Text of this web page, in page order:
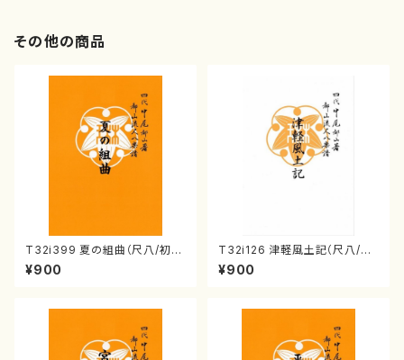
その他の商品
T32i399 夏の組曲（尺八/初代
山川園松/楽譜）都山流公刊楽譜
曲番:2104
¥900
T32i126 津軽風土記（尺八/野
村峰山/尺八/都山式譜）都山流
公刊楽譜曲番:575
¥900